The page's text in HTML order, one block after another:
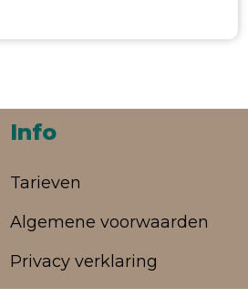
Info
Tarieven
Algemene voorwaarden
Privacy verklaring